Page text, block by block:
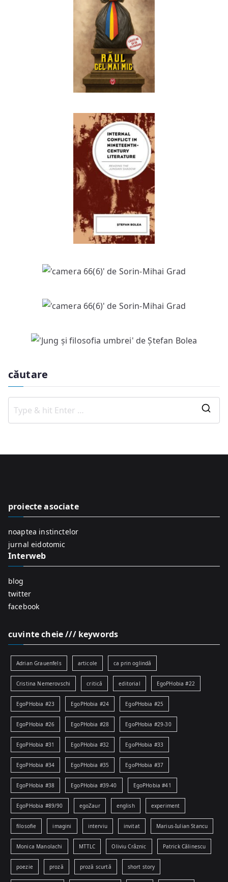
căutare
o
proiecte asociate
noaptea instinctelor
jurnal eidotomic
Interweb
blog
twitter
facebook
cuvinte cheie /// keywords
Adrian Grauenfels articole ca prin oglindă
Cristina Nemerovschi critică editorial EgoPHobia #22
EgoPHobia #23 EgoPHobia #24 EgoPHobia #25
EgoPHobia #26 EgoPHobia #28 EgoPHobia #29-30
EgoPHobia #31 EgoPHobia #32 EgoPHobia #33
EgoPHobia #34 EgoPHobia #35 EgoPHobia #37
EgoPHobia #38 EgoPHobia #39-40 EgoPHobia #41
EgoPHobia #89/90 egoZaur english experiment
filosofie imagini interviu invitat Marius-Iulian Stancu
Monica Manolachi MTTLC Oliviu Crâznic Patrick Călinescu
poezie proză proză scurtă short story